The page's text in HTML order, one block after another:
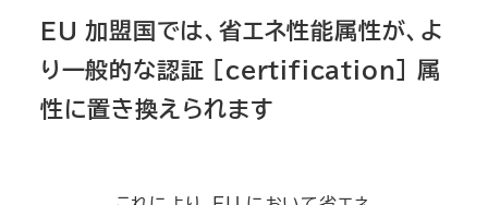
EU 加盟国では、省エネ性能属性が、よ
り一般的な認証 [certification] 属
性に置き換えられます